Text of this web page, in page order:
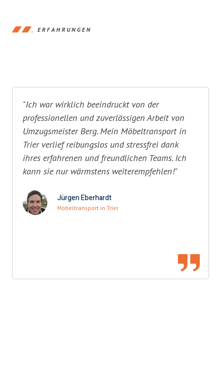
ERFAHRUNGEN
"Ich war wirklich beeindruckt von der
professionellen und zuverlässigen Arbeit von
Umzugsmeister Berg. Mein Möbeltransport in
Trier verlief reibungslos und stressfrei dank
ihres erfahrenen und freundlichen Teams. Ich
kann sie nur wärmstens weiterempfehlen!"
Jürgen Eberhardt
Möbeltransport in Trier